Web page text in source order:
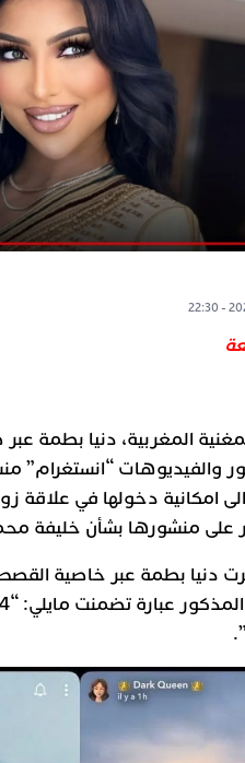
المغربية، دنيا بطمة
والفيديوهات “انستغرام”
امكانية دخولها في علاقة
على منشورها بشأن خليفة
دنيا بطمة عبر خاصية